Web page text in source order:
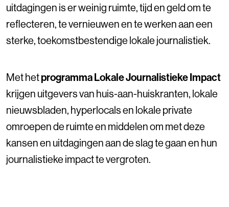
uitdagingen is er weinig ruimte, tijd en geld om te
reflecteren, te vernieuwen en te werken aan een
sterke, toekomstbestendige lokale journalistiek.
Met hetprogramma Lokale Journalistieke Impact
krijgen uitgevers van huis-aan-huiskranten, lokale
nieuwsbladen, hyperlocals en lokale private
omroepen de ruimte en middelen om met deze
kansen en uitdagingen aan de slag te gaan en hun
journalistieke impact te vergroten.